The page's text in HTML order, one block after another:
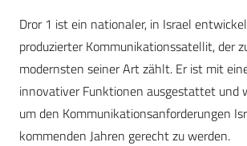
Dror 1 ist ein nationaler, in Israel
produzierter Kommunikationssatellit, der
modernsten seiner Art zählt. Er ist mit
innovativer Funktionen ausgestattet und
um den Kommunikationsanforderungen
kommenden Jahren gerecht zu werden.